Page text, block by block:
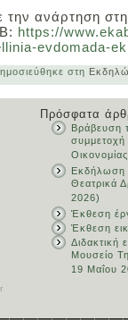
την ανάρτηση
https://
evdomada-
στη
Πρόσφατα
Βράβευση
Οικονομίας
Εκδήλωση
Θεατρικά
2026)
Έκθεση
Έκθεση
Διδακτική
Μουσείο
19 Μαΐου